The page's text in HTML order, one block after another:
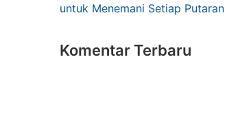
untuk Menemani Setiap Putaran
Komentar Terbaru